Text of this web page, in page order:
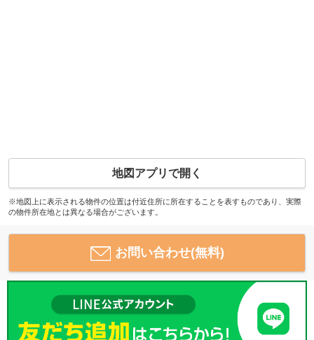
地図アプリで開く
※地図上に表示される物件の位置は付近住所に所在することを表すものであり、実際
の物件所在地とは異なる場合がございます。
お問い合わせ(無料)